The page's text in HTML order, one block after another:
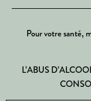
Pour votre santé,
L’ABUS